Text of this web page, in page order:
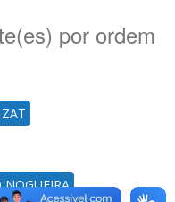
por ordem
NOGUEIRA